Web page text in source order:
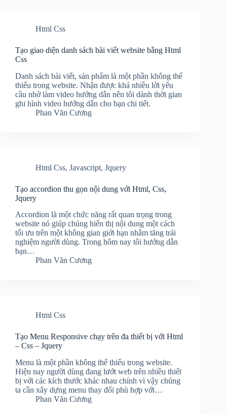
Html Css
Tạo giao diện danh sách bài viết website bằng Html
Css
Danh sách bài viết, sản phẩm là một phần không thể
thiếu trong website. Nhận được khá nhiều lời yêu
cầu nhờ làm video hướng dẫn nên tôi dành thời gian
ghi hình video hướng dẫn cho bạn chi tiết.
Phan Văn Cương
Html Css, Javascript, Jquery
Tạo accordion thu gọn nội dung với Html, Css,
Jquery
Accordion là một chức năng rất quan trọng trong
website nó giúp chúng hiển thị nội dung một cách
tối ưu trên một không gian giới hạn nhằm tăng trải
nghiệm người dùng. Trong hôm nay tôi hướng dẫn
bạn…
Phan Văn Cương
Html Css
Tạo Menu Responsive chạy trên đa thiết bị với Html
– Css – Jquery
Menu là một phần không thể thiếu trong website.
Hiện nay người dùng đang lướt web trên nhiều thiết
bị với các kích thước khác nhau chính vì vậy chúng
ta cần xây dựng menu thay đổi phù hợp với…
Phan Văn Cương